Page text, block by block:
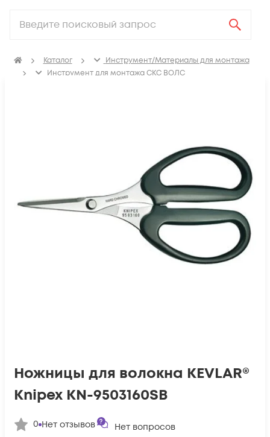
Каталог
Инструмент/Материалы для монтажа
Инструмент для монтажа СКС ВОЛС
Ножницы для волокна KEVLAR®
Knipex KN-9503160SB
0 Нет отзывов Нет вопросов